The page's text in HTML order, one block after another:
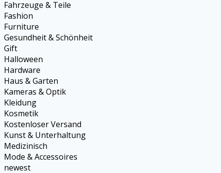
Fahrzeuge & Teile
Fashion
Furniture
Gesundheit & Schönheit
Gift
Halloween
Hardware
Haus & Garten
Kameras & Optik
Kleidung
Kosmetik
Kostenloser Versand
Kunst & Unterhaltung
Medizinisch
Mode & Accessoires
newest